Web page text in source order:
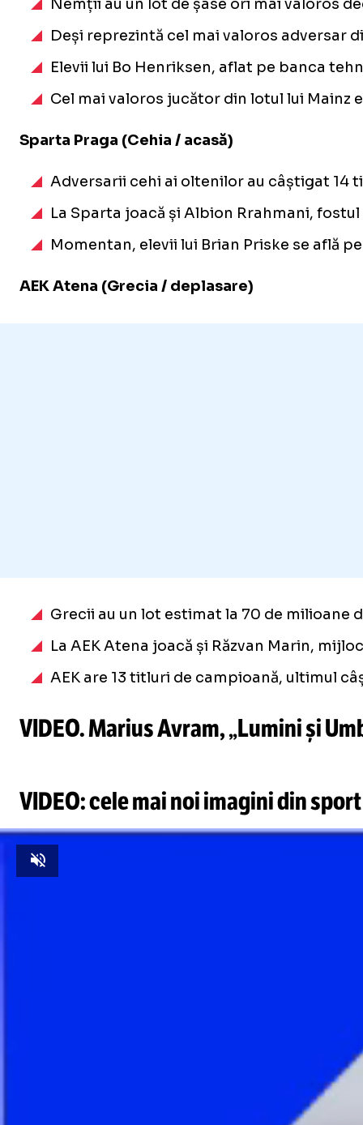
Nemții au un lot de șase ori mai valoros
Deși reprezintă cel mai valoros adversar
Elevii lui Bo Henriksen, aflat pe banca
Cel mai valoros jucător din lotul lui Mainz
Sparta Praga (Cehia / acasă)
Adversarii cehi ai oltenilor au câștigat 14
La Sparta joacă și Albion Rrahmani,
Momentan, elevii lui Brian Priske se află
AEK Atena (Grecia / deplasare)
Grecii au un lot estimat la 70 de milioane
La AEK Atena joacă și Răzvan Marin,
AEK are 13 titluri de campioană, ultimul
VIDEO. Marius Avram, „Lumini și
VIDEO: cele mai noi imagini din sport
Unmute